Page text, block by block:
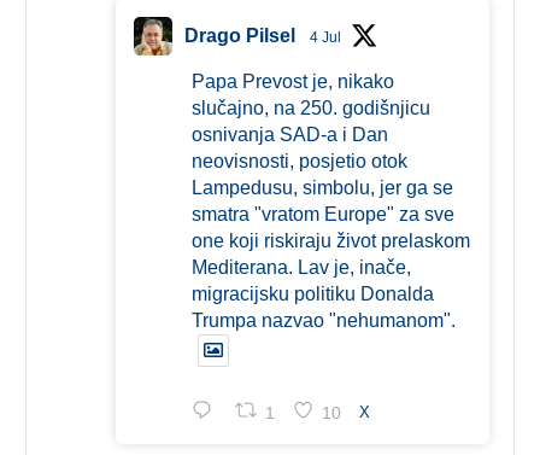
Drago Pilsel 4 Jul
Papa Prevost je, nikako
slučajno, na 250. godišnjicu
osnivanja SAD-a i Dan
neovisnosti, posjetio otok
Lampedusu, simbolu, jer ga se
smatra "vratom Europe" za sve
one koji riskiraju život prelaskom
Mediterana. Lav je, inače,
migracijsku politiku Donalda
Trumpa nazvao "nehumanom".
1 10 X